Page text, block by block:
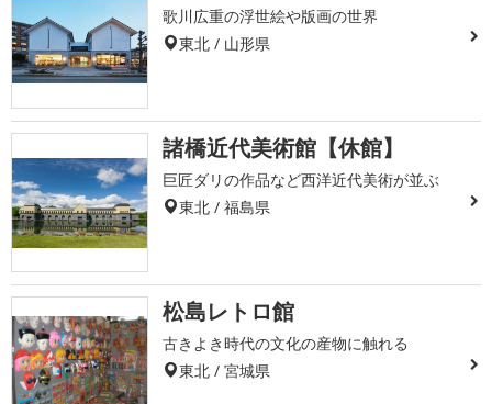
歌川広重の浮世絵や版画の世界
東北 / 山形県
諸橋近代美術館【休館】
巨匠ダリの作品など西洋近代美術が並ぶ
東北 / 福島県
松島レトロ館
古きよき時代の文化の産物に触れる
東北 / 宮城県